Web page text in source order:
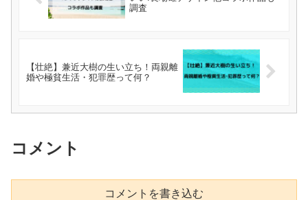
調査
【壮絶】兼近大樹の生い立ち！両親離
婚や極貧生活・犯罪歴って何？
コメント
コメントを書き込む